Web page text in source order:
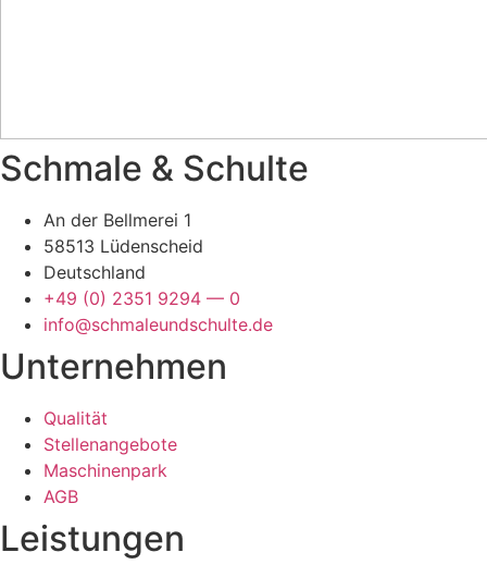
Schma­le & Schul­te
An der Bell­me­rei 1
58513 Lüden­scheid
Deutsch­land
+49 (0) 2351 9294 — 0
info@schmaleundschulte.de
Unter­neh­men
Qua­li­tät
Stel­len­an­ge­bo­te
Maschi­nen­park
AGB
Leis­tun­gen